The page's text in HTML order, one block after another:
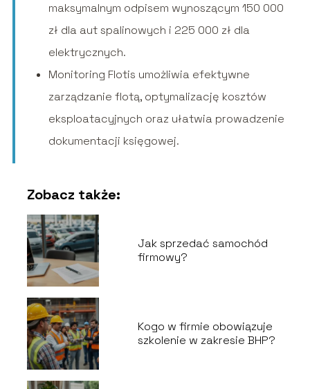
maksymalnym odpisem wynoszącym 150 000
zł dla aut spalinowych i 225 000 zł dla
elektrycznych.
Monitoring Flotis umożliwia efektywne
zarządzanie flotą, optymalizację kosztów
eksploatacyjnych oraz ułatwia prowadzenie
dokumentacji księgowej.
Zobacz także:
Jak sprzedać samochód
firmowy?
Kogo w firmie obowiązuje
szkolenie w zakresie BHP?